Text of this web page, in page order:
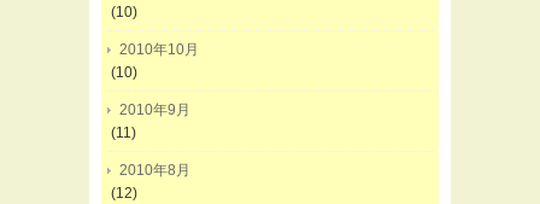
(10)
2010年10月
(10)
2010年9月
(11)
2010年8月
(12)